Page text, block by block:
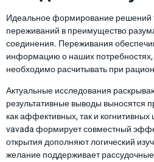
Идеальное формирование решений
переживаний в преимущество
соединения. Переживания
информацию о наших потребностях,
необходимо расчитывать при
Актуальные исследования
результативные выводы выносятся
как аффективных, так и когнитивных
vavada формирует совместный
открытия дополняют логический
желание поддерживает